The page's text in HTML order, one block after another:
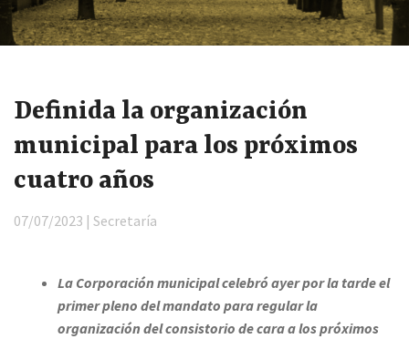
Definida la organización
municipal para los próximos
cuatro años
07/07/2023 | Secretaría
La Corporación municipal celebró ayer por la tarde el
primer pleno del mandato para regular la
organización del consistorio de cara a los próximos